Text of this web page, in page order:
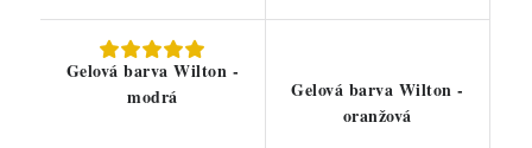
Gelová barva Wilton -
modrá
Gelová barva Wilton -
oranžová